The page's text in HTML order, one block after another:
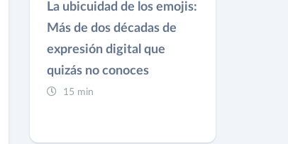
La ubicuidad de los emojis:
Más de dos décadas de
expresión digital que
quizás no conoces
15 min